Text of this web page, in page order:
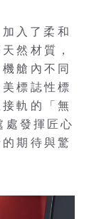
入了柔和
然材質，
艙內不同
標誌性標
軌的「無
發揮匠心
期待與驚